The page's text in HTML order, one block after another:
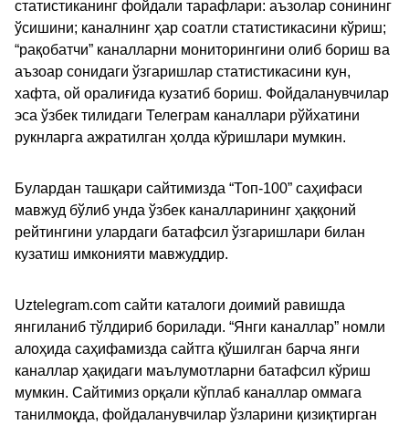
статистиканинг фойдали тарафлари: аъзолар сонининг
ўсишини; каналнинг ҳар соатли статистикасини кўриш;
“рақобатчи” каналларни мониторингини олиб бориш ва
аъзоар сонидаги ўзгаришлар статистикасини кун,
хафта, ой оралиғида кузатиб бориш. Фойдаланувчилар
эса ўзбек тилидаги Телеграм каналлари рўйхатини
рукнларга ажратилган ҳолда кўришлари мумкин.
Булардан ташқари сайтимизда “Топ-100” саҳифаси
мавжуд бўлиб унда ўзбек каналларининг ҳаққоний
рейтингини улардаги батафсил ўзгаришлари билан
кузатиш имконияти мавжуддир.
Uztelegram.com сайти каталоги доимий равишда
янгиланиб тўлдириб борилади. “Янги каналлар” номли
алоҳида саҳифамизда сайтга қўшилган барча янги
каналлар ҳақидаги маълумотларни батафсил кўриш
мумкин. Сайтимиз орқали кўплаб каналлар оммага
танилмоқда, фойдаланувчилар ўзларини қизиқтирган